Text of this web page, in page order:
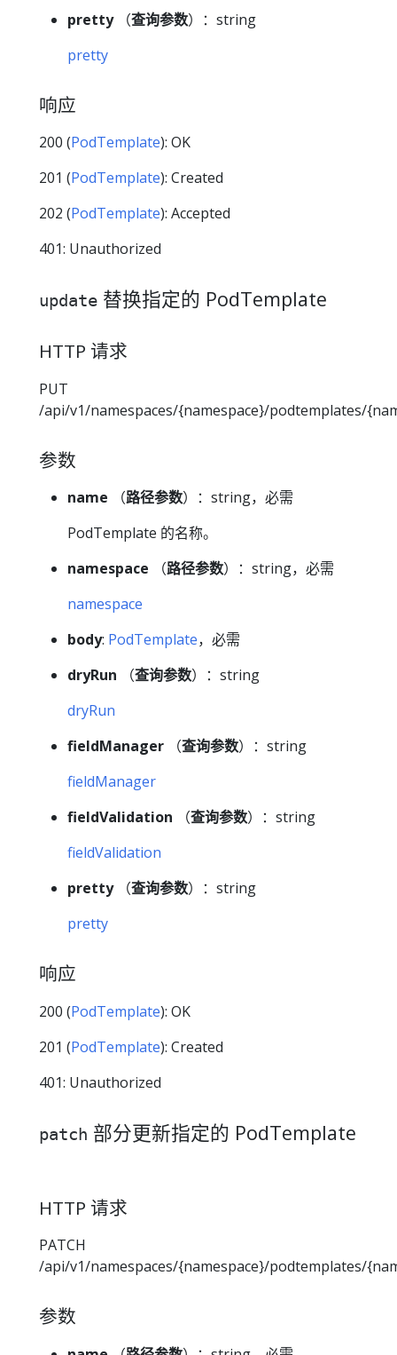
pretty（查询参数）：string
pretty
响应
200 (PodTemplate): OK
201 (PodTemplate): Created
202 (PodTemplate): Accepted
401: Unauthorized
update 替换指定的 PodTemplate
HTTP 请求
PUT
/api/v1/namespaces/{namespace}/podtemplates/
参数
name （路径参数）：string，必需
PodTemplate 的名称。
namespace （路径参数）：string，必需
namespace
body: PodTemplate，必需
dryRun （查询参数）：string
dryRun
fieldManager （查询参数）：string
fieldManager
fieldValidation （查询参数）：string
fieldValidation
pretty（查询参数）：string
pretty
响应
200 (PodTemplate): OK
201 (PodTemplate): Created
401: Unauthorized
patch 部分更新指定的 PodTemplate
HTTP 请求
PATCH
/api/v1/namespaces/{namespace}/podtemplates/
参数